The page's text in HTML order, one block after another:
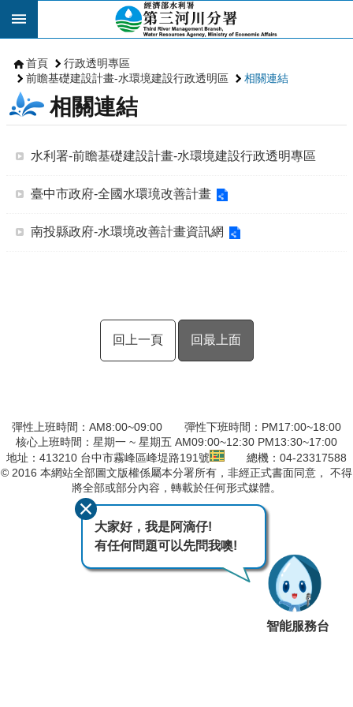
跳到主要內容區塊
首頁
行政透明專區
前瞻基礎建設計畫-水環境建設行政透明區
相關連結
相關連結
水利署-前瞻基礎建設計畫-水環境建設行政透明專區
臺中市政府-全國水環璄改善計畫
南投縣政府-水環境改善計畫資訊網
回上一頁 回最上面
彈性上班時間：AM8:00~09:00 彈性下班時間：PM17:00~18:00
核心上班時間：星期一 ~ 星期五 AM09:00~12:30 PM13:30~17:00
地址：413210 台中市霧峰區峰堤路191號
總機：04-23317588
© 2016 本網站全部圖文版權係屬本分署所有，非經正式書面同意， 不得
將全部或部分內容，轉載於任何形式媒體。
大家好，我是阿滴仔!
有任何問題可以先問我噢!
智能服務台